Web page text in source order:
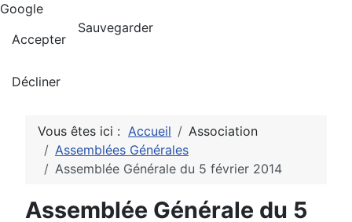
Vous êtes ici : Accueil
Association
Assemblées Générales
Assemblée Générale du 5 février 2014
Assemblée Générale du 5
Google
Accepter
Décliner
Sauvegarder